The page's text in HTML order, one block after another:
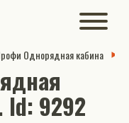
Однорядная кабина
Id: 9292